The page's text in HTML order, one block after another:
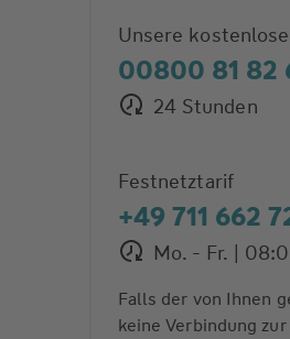
Unsere
00800 81 82
24 Stunden
Festnetztarif
+49 711 662
Mo. - Fr. |
Falls der von Ihnen
keine Verbindung